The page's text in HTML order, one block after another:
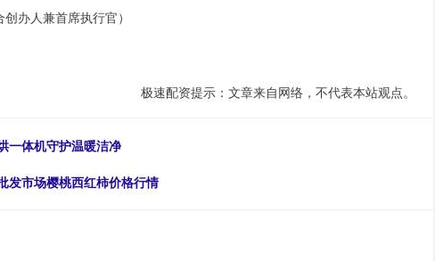
办人兼首席执行官）
极速配资提示：文章来自网络，不代表本站观点。
一体机守护温暖洁净
发市场樱桃西红柿价格行情